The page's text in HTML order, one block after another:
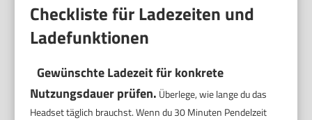
Checkliste für Ladezeiten und
Ladefunktionen
Gewünschte Ladezeit für konkrete
Nutzungsdauer prüfen. Überlege, wie lange du das
Headset täglich brauchst. Wenn du 30 Minuten Pendelzeit